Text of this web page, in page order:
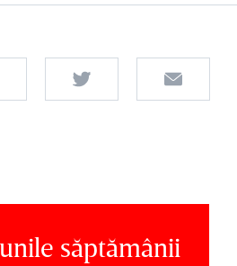
săptămânii